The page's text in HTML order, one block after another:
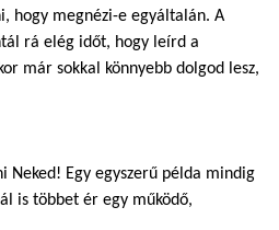
hogy megnézi-e egyáltalán. A
rá elég időt, hogy leírd a
már sokkal könnyebb dolgod lesz,
Egy egyszerű példa mindig
is többet ér egy működő,